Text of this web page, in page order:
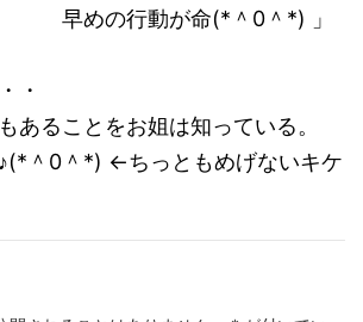
動が命(*＾0＾*) 」
・
あることをお姐は知っている。
＾0＾*) ←ちっともめげないキケ